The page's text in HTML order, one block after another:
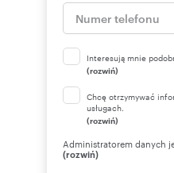
Interesują mnie
(rozwiń)
Chcę otrzymywać
usługach.
(rozwiń)
Administratorem danych
(rozwiń)